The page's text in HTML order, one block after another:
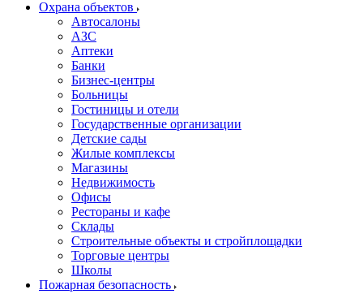
Охрана объектов
Автосалоны
АЗС
Аптеки
Банки
Бизнес-центры
Больницы
Гостиницы и отели
Государственные организации
Детские сады
Жилые комплексы
Магазины
Недвижимость
Офисы
Рестораны и кафе
Склады
Строительные объекты и стройплощадки
Торговые центры
Школы
Пожарная безопасность